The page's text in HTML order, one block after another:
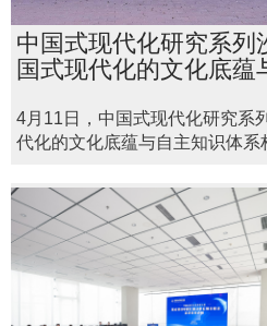
中国式现代化研究系列
国式现代化的文化底蕴
4月11日，中国式现代化研究系
代化的文化底蕴与自主知识体系